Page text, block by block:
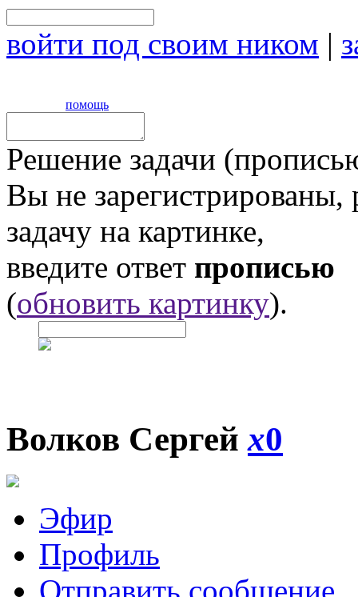
войти под своим ником |
помощь
Решение задачи
Вы не
задачу на картинке,
введите ответ прописью
(обновить картинку).
Волков Сергейx0
Эфир
Профиль
Отправить сообщение